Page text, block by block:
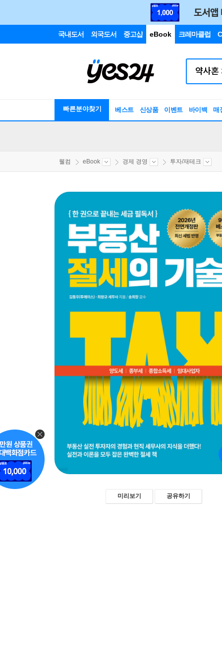
국내도서 외국도서 중고샵 eBook 크레마클럽
빠른분야찾기 베스트 신상품 이벤트 바이백 매
웰컴 eBook 경제 경영 투자/재테크
미리보기 공유하기